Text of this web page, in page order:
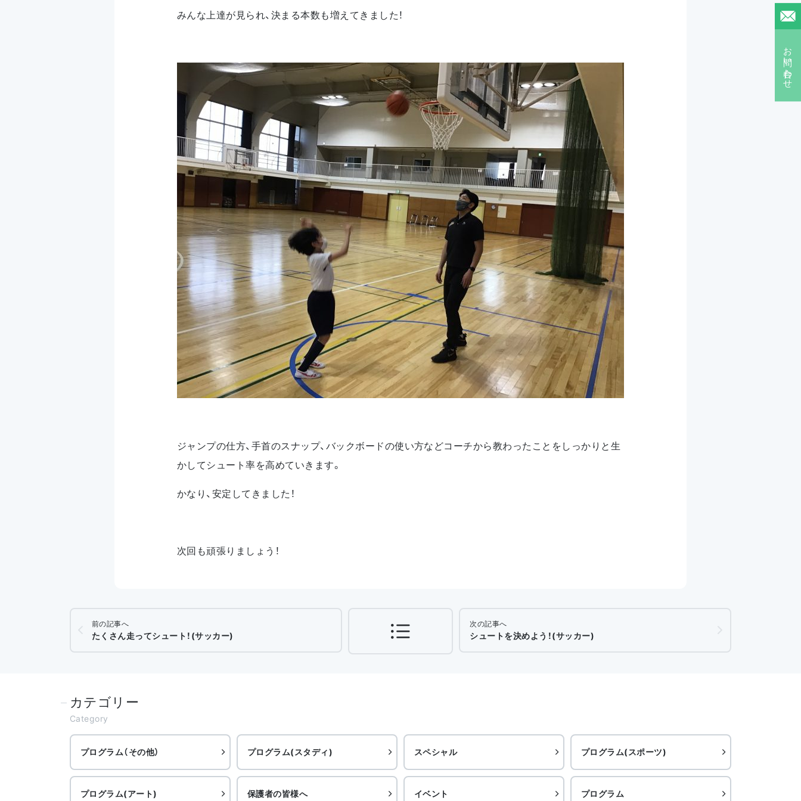
お問い合わせ
みんな上達が見られ、決まる本数も増えてきました！
ジャンプの仕方、手首のスナップ、バックボードの使い方などコーチから教わったことをしっかりと生
かしてシュート率を高めていきます。
かなり、安定してきました！
次回も頑張りましょう！
前の記事へ
たくさん走ってシュート！(サッカー)
次の記事へ
シュートを決めよう！(サッカー)
カテゴリー
Category
プログラム（その他） プログラム(スタディ) スペシャル プログラム(スポーツ)
プログラム(アート) 保護者の皆様へ イベント プログラム